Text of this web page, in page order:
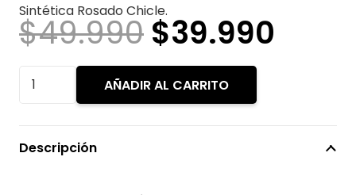
Sintética Rosado Chicle.
$49.990 El
precio
original
era:
$49.990.
$39.990
PELUCA
ROSADO
AÑADIR AL CARRITO
Descripción